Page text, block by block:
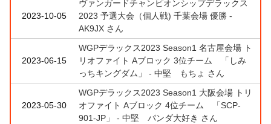
2023-10-05
ヴァンガードチャンピオンシップデラックス
2023 予選大会（個人戦) 千葉会場 優勝 -
AK9JX さん
2023-06-15
WGPデラックス2023 Season1 名古屋会場 ト
リオファイト Aブロック 3位チーム 「しみ
っちキングダム」 - 中堅 もちょ さん
2023-05-30
WGPデラックス2023 Season1 大阪会場 トリ
オファイト Aブロック 4位チーム 「SCP-
901-JP」 - 中堅 パンダ大好き さん